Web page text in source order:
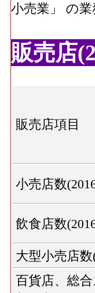
飲食料･売り
機械器具･年
額(2016)
機械器具･従
(2016)
(2016)
その他･事業
小売業」 の
品小売業」
織物衣服･年
織物衣服･事業
服地・寝具
服・服地・
従事している
織物衣服･売
(呉服・服地
を販売用に実
飲食料･年間
販売店
販売店項目
小売店数
飲食店数
大型小売店数
百貨店、総